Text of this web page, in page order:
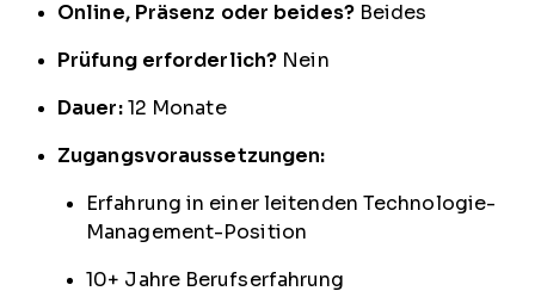
Online, Präsenz oder beides?Beides
Prüfung erforderlich? Nein
Dauer:12 Monate
Zugangsvoraussetzungen:
Erfahrung in einer leitenden Technologie-
Management-Position
10+ Jahre Berufserfahrung